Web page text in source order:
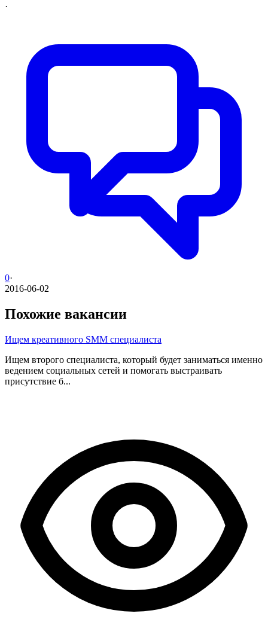
·
0·
2016-06-02
Похожие вакансии
Ищем креативного SMM специалиста
Ищем второго специалиста, который будет заниматься именно
ведением социальных сетей и помогать выстраивать
присутствие б...